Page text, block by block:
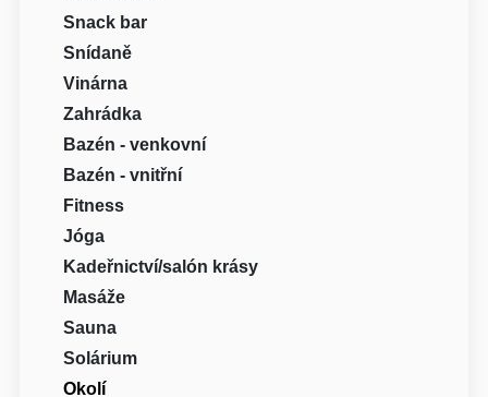
Snack bar
Snídaně
Vinárna
Zahrádka
Bazén - venkovní
Bazén - vnitřní
Fitness
Jóga
Kadeřnictví/salón krásy
Masáže
Sauna
Solárium
Okolí